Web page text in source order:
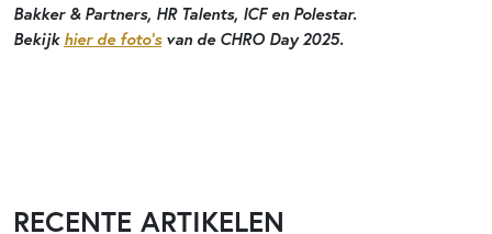
Bakker & Partners, HR Talents, ICF en Polestar.
Bekijk hier de foto’svan de CHRO Day 2025.
RECENTE ARTIKELEN